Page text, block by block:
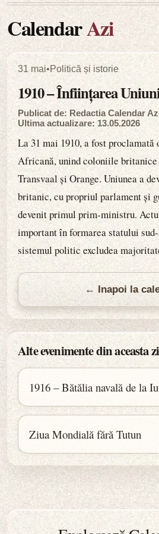
CalendarAzi
31 mai•Politică și istorie
1910 – Înființarea
Publicat de: Redactia Calendar
Ultima actualizare: 13.05.2026
La 31 mai 1910, a fost
Africană, unind coloniile
Transvaal și Orange. Uniunea a
britanic, cu propriul parlament și
devenit primul prim-ministru.
important în formarea statului
sistemul politic excludea
← Inapoi la
Alte evenimente din aceasta zi
1916 – Bătălia navală de la
Ziua Mondială fără Tutun